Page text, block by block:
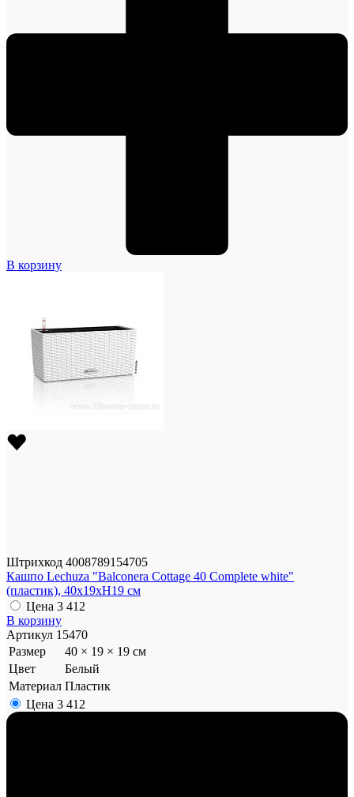
В корзину
Штрихкод 4008789154705
Кашпо Lechuza "Balconera Cottage 40 Complete white"
(пластик), 40x19xH19 см
Цена 3 412
В корзину
Артикул 15470
Размер
40 × 19 × 19 см
Цвет
Белый
Материал Пластик
Цена 3 412